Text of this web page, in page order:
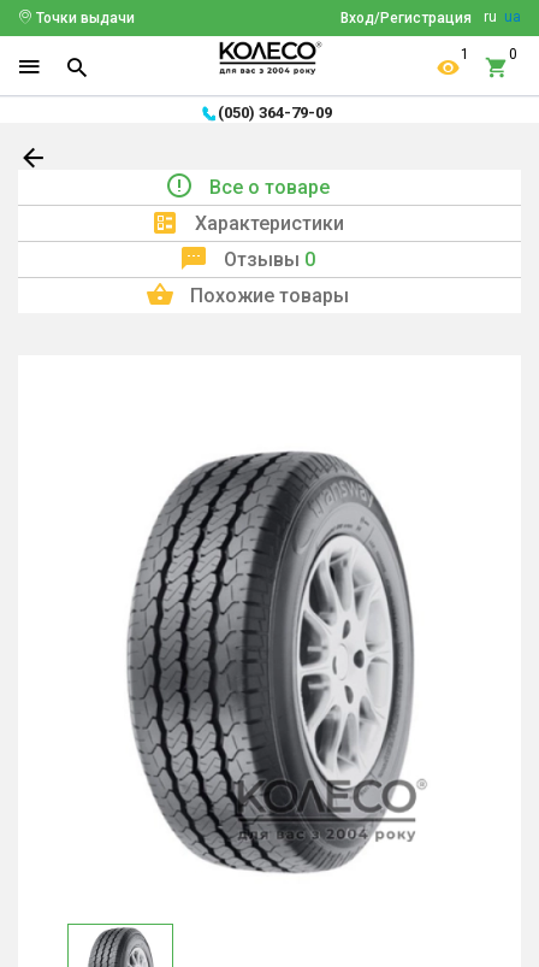
ru ua
Вход/Регистрация
Точки выдачи
1 0
(050) 364-79-09
Все о товаре
Характеристики
Отзывы 0
Похожие товары